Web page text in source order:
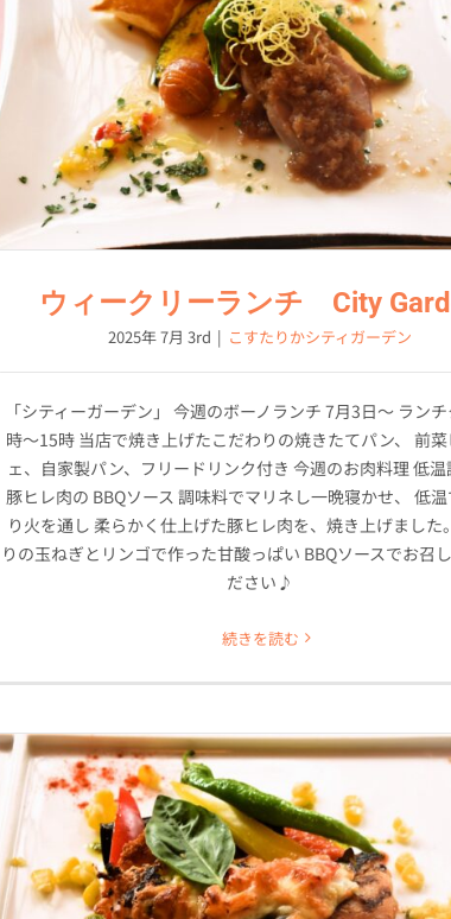
ウィークリーランチ City
2025年 7月 3rd | こすたりかシティガーデン
「シティーガーデン」 今週のボーノランチ 7月3日～ ラン
時～15時 当店で焼き上げたこだわりの焼きたてパン、 前菜
ェ、自家製パン、フリードリンク付き 今週のお肉料理 低
豚ヒレ肉の BBQソース 調味料でマリネし一晩寝かせ、 低温
り火を通し 柔らかく仕上げた豚ヒレ肉を、焼き上げました
りの玉ねぎとリンゴで作った甘酸っぱい BBQソースでお召
ださい♪
続きを読む